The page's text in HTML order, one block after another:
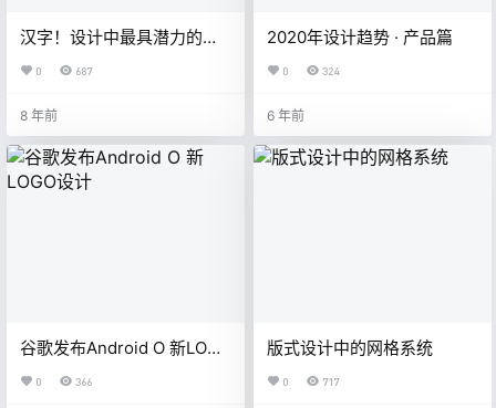
汉字！设计中最具潜力的设
0 687
8 年前
2020年设计趋势 · 产品篇
0 324
6 年前
谷歌发布Android O 新LOGO
设计
0 366
版式设计中的网格系统
0 717